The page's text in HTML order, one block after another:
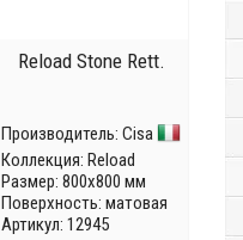
Reload Stone Rett.
Производитель: Cisa
Коллекция: Reload
Размер: 800x800 мм
Поверхность: матовая
Артикул: 12945